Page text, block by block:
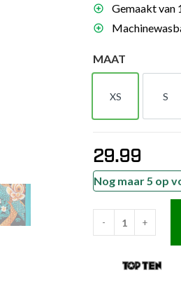
Gemaakt van
MAAT
XS
XS
S
S
29.99
Nog maar 5 op
- +